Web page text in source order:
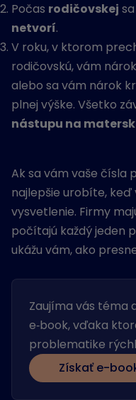
Počas rodičovskej
netvorí.
V roku, v ktorom
rodičovskú, vám
alebo sa vám nárok
plnej výške. Všetko
nástupu na
Ak sa vám vaše čísla
najlepšie urobíte,
vysvetlenie. Firmy
počítajú každý jeden
ukážu vám, ako
Zaujíma vás téma
e‑book, vďaka
problematike
Získať e-